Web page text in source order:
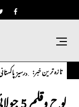
تازہ ترین خبر:انٹر نیشنل اوورسیز پاکستانی
لوح وقلم 5 جولائی 2025